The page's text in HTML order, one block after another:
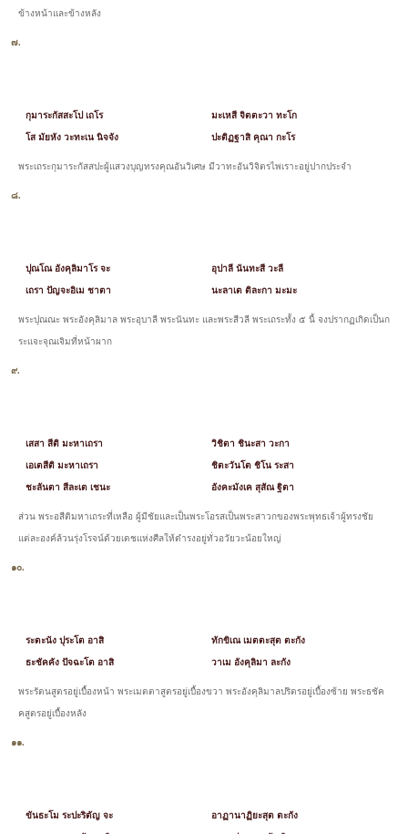
ข้างหน้าและข้างหลัง
๗.
กุมาระกัสสะโป เถโร
โส มัยหัง วะทะเน นิจจัง
มะเหสี จิตตะวา ทะโก
ปะติฏฐาสิ คุณา กะโร
พระเถระกุมาระกัสสปะผู้แสวงบุญทรงคุณอันวิเศษ มีวาทะอันวิจิตรไพเราะอยู่ปากประจำ
๘.
ปุณโณ อังคุลิมาโร จะ
เถรา ปัญจะอิเม ชาตา
อุปาลี นันทะสี วะลี
นะลาเต ติละกา มะมะ
พระปุณณะ พระอังคุลิมาล พระอุบาลี พระนันทะ และพระสีวลี พระเถระทั้ง ๕ นี้ จงปรากฏเกิดเป็นก
ระแจะจุณเจิมที่หน้าผาก
๙.
เสสา สีติ มะหาเถรา
เอเตสีติ มะหาเถรา
ชะลันตา สีละเต เชนะ
วิชิตา ชินะสา วะกา
ชิตะวันโต ชิโน ระสา
อังคะมังเค สุสัณ ฐิตา
ส่วน พระอสีติมหาเถระที่เหลือ ผู้มีชัยและเป็นพระโอรสเป็นพระสาวกของพระพุทธเจ้าผู้ทรงชัย
แต่ละองค์ล้วนรุ่งโรจน์ด้วยเดชแห่งศีลให้ดำรงอยู่ทั่วอวัยวะน้อยใหญ่
๑๐.
ระตะนัง ปุระโต อาสิ
ธะชัคคัง ปัจฉะโต อาสิ
ทักขิเณ เมตตะสุต ตะกัง
วาเม อังคุลิมา ละกัง
พระรัตนสูตรอยู่เบื้องหน้า พระเมตตาสูตรอยู่เบื้องขวา พระอังคุลิมาลปริตรอยู่เบื้องซ้าย พระธชัค
คสูตรอยู่เบื้องหลัง
๑๑.
ขันธะโม ระปะริตัญ จะ อาฏานาฏิยะสุต ตะกัง